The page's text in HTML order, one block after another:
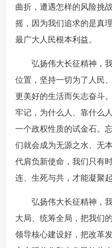
曲折，遭遇怎样的风险挑
摇，因为我们追求的是真
最广大人民根本利益。
弘扬伟大长征精神，我
位置，坚持一切为了人民
更美好的生活而矢志奋斗
牢记，为什么人、靠什么
一个政权性质的试金石。
们就会成为无源之水、无
代肩负新使命，我们只有
连、生死与共，才能凝聚
弘扬伟大长征精神，我
大局、统筹全局，把我们
领导核心建设好，把改革